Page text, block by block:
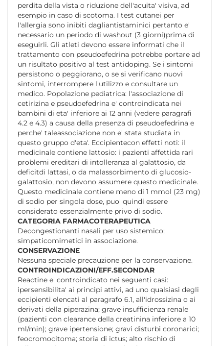
perdita della vista o riduzione dell'acuita' visiva, ad
esempio in caso di scotoma. I test cutanei per
l'allergia sono inibiti dagliantistaminici pertanto e'
necessario un periodo di washout (3 giorni)prima di
eseguirli. Gli atleti devono essere informati che il
trattamento con pseudoefedrina potrebbe portare ad
un risultato positivo al test antidoping. Se i sintomi
persistono o peggiorano, o se si verificano nuovi
sintomi, interrompere l'utilizzo e consultare un
medico. Popolazione pediatrica: l'associazione di
cetirizina e pseudoefedrina e' controindicata nei
bambini di eta' inferiore ai 12 anni (vedere paragrafi
4.2 e 4.3) a causa della presenza di pseudoefedrina e
perche' taleassociazione non e' stata studiata in
questo gruppo d'eta'. Eccipientecon effetti noti: il
medicinale contiene lattosio: i pazienti affettida rari
problemi ereditari di intolleranza al galattosio, da
deficitdi lattasi, o da malassorbimento di glucosio-
galattosio, non devono assumere questo medicinale.
Questo medicinale contiene meno di 1 mmol (23 mg)
di sodio per singola dose, puo' quindi essere
considerato essenzialmente privo di sodio.
CATEGORIA FARMACOTERAPEUTICA
Decongestionanti nasali per uso sistemico;
simpaticomimetici in associazione.
CONSERVAZIONE
Nessuna speciale precauzione per la conservazione.
CONTROINDICAZIONI/EFF.SECONDAR
Reactine e' controindicato nei seguenti casi:
ipersensibilita' ai principi attivi, ad uno qualsiasi degli
eccipienti elencati al paragrafo 6.1, all'idrossizina o ai
derivati della piperazina; grave insufficienza renale
(pazienti con clearance della creatinina inferiore a 10
ml/min); grave ipertensione; gravi disturbi coronarici;
feocromocitoma; storia di ictus; alto rischio di